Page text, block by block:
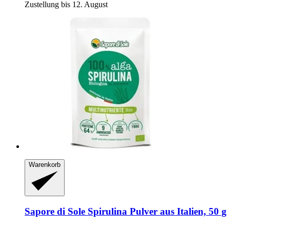
Zustellung bis 12. August
Warenkorb
Sapore di Sole Spirulina Pulver aus Italien, 50 g